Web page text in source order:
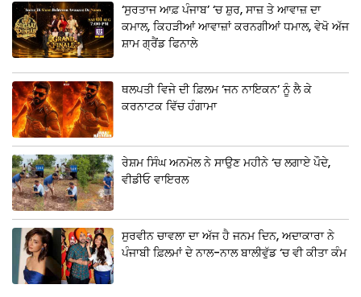
‘ਸੁਰਤਾਜ ਆਫ਼ ਪੰਜਾਬ’ ‘ਚ ਸ਼ੁਰ, ਸਾਜ਼ ਤੇ ਆਵਾਜ਼ ਦਾ
ਕਮਾਲ, ਕਿਹੜੀਆਂ ਆਵਾਜ਼ਾਂ ਕਰਨਗੀਆਂ ਧਮਾਲ, ਵੇਖੋ ਅੱਜ
ਸ਼ਾਮ ਗ੍ਰੈਂਡ ਫਿਨਾਲੇ
ਥਲਪਤੀ ਵਿਜੇ ਦੀ ਫ਼ਿਲਮ ‘ਜਨ ਨਾਇਕਨ’ ਨੂੰ ਲੈ ਕੇ
ਕਰਨਾਟਕ ਵਿੱਚ ਹੰਗਾਮਾ
ਰੇਸ਼ਮ ਸਿੰਘ ਅਨਮੋਲ ਨੇ ਸਾਉਣ ਮਹੀਨੇ ‘ਚ ਲਗਾਏ ਪੌਦੇ,
ਵੀਡੀਓ ਵਾਇਰਲ
ਸੁਰਵੀਨ ਚਾਵਲਾ ਦਾ ਅੱਜ ਹੈ ਜਨਮ ਦਿਨ, ਅਦਾਕਾਰਾ ਨੇ
ਪੰਜਾਬੀ ਫ਼ਿਲਮਾਂ ਦੇ ਨਾਲ-ਨਾਲ ਬਾਲੀਵੁੱਡ ‘ਚ ਵੀ ਕੀਤਾ ਕੰਮ